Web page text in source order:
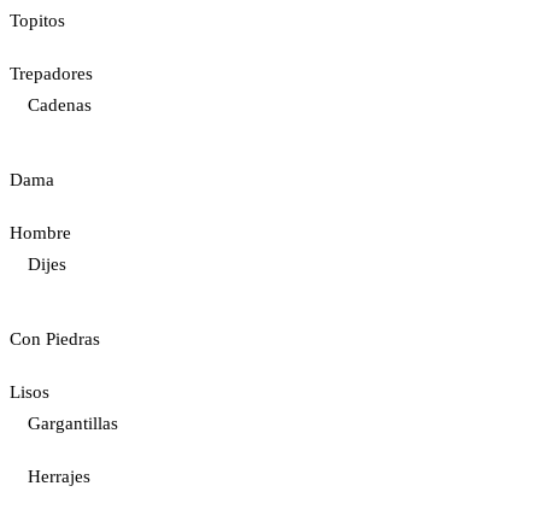
Topitos
Trepadores
Cadenas
Dama
Hombre
Dijes
Con Piedras
Lisos
Gargantillas
Herrajes